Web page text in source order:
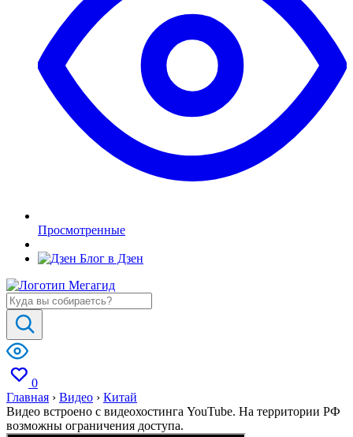
Просмотренные
Блог в Дзен
0
Главная › Видео › Китай
Видео встроено с видеохостинга YouTube. На территории РФ
возможны ограничения доступа.